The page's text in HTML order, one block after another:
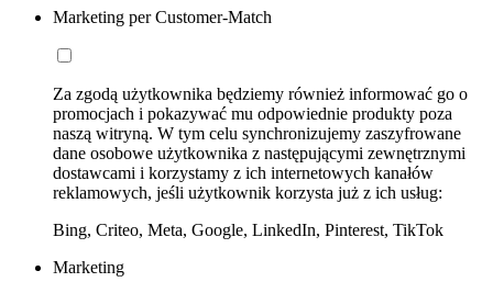
Marketing per Customer-Match
Za zgodą użytkownika będziemy również informować go o
promocjach i pokazywać mu odpowiednie produkty poza
naszą witryną. W tym celu synchronizujemy zaszyfrowane
dane osobowe użytkownika z następującymi zewnętrznymi
dostawcami i korzystamy z ich internetowych kanałów
reklamowych, jeśli użytkownik korzysta już z ich usług:
Bing, Criteo, Meta, Google, LinkedIn, Pinterest, TikTok
Marketing